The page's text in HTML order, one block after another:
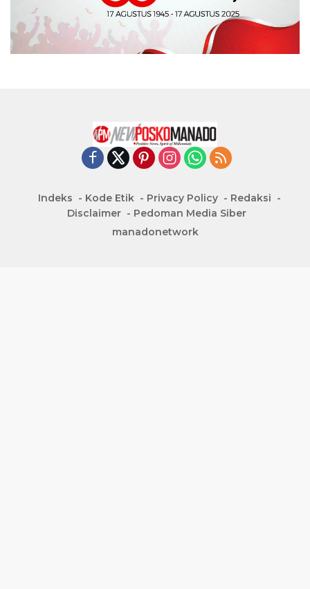
Indeks Kode Etik Privacy Policy
Redaksi
Disclaimer
Pedoman Media Siber
manadonetwork